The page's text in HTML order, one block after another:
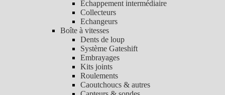
Echappement intermédiaire
Collecteurs
Echangeurs
Boîte à vitesses
Dents de loup
Système Gateshift
Embrayages
Kits joints
Roulements
Caoutchoucs & autres